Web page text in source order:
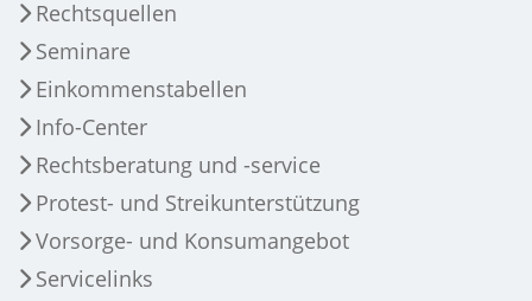
Rechtsquellen
Seminare
Einkommenstabellen
Info-Center
Rechtsberatung und -service
Protest- und Streikunterstützung
Vorsorge- und Konsumangebot
Servicelinks